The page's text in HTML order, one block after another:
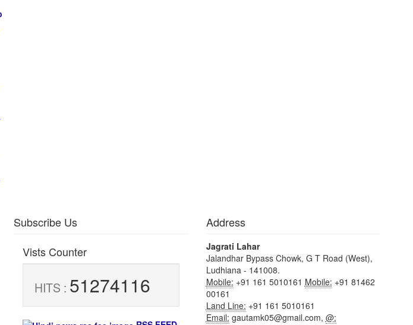
Subscribe Us
Vists Counter
HITS : 51274116
Address
Jagrati Lahar
Jalandhar Bypass Chowk, G T Road (West),
Ludhiana - 141008.
Mobile: +91 161 5010161 Mobile: +91 81462
00161
Land Line: +91 161 5010161
Email: gautamk05@gmail.com, @: